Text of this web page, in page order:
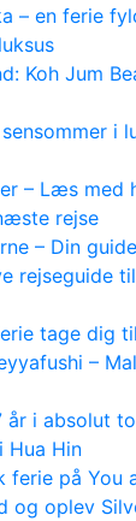
– en ferie
Koh Jum
i
– Læs med
rejse
– Din
rejseguide
tage dig
–
år i absolut
Hua Hin
ferie på You
og oplev